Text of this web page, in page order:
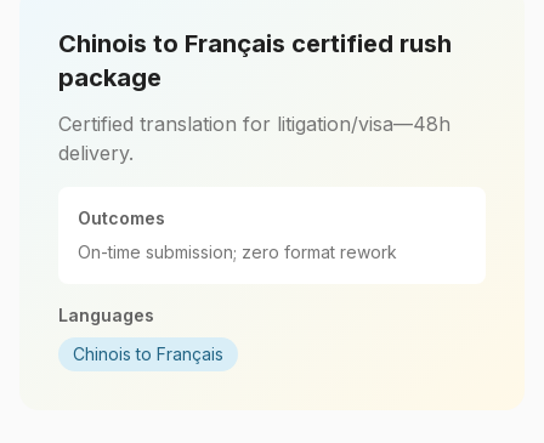
Chinois to Français certified rush
package
Certified translation for litigation/visa—48h
delivery.
Outcomes
On-time submission; zero format rework
Languages
Chinois to Français